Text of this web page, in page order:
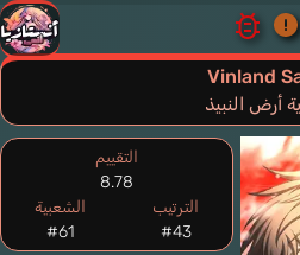
Vinland
أرض النبيذ
التقييم
8.78
الترتيب
#43
الشعبية
#61